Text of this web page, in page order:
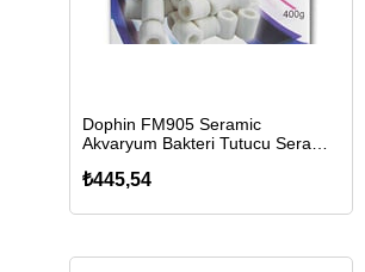
Dophin FM905 Seramic
Akvaryum Bakteri Tutucu Seramik
₺445,54